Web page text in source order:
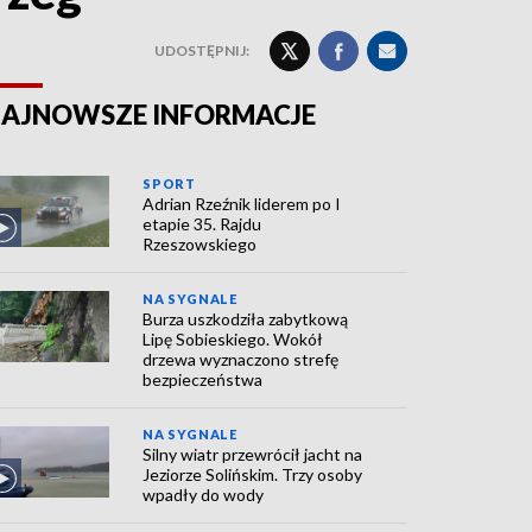
UDOSTĘPNIJ:
INFORMACJE
SPORT
Adrian Rzeźnik liderem po I
etapie 35. Rajdu
Rzeszowskiego
NA SYGNALE
Burza uszkodziła zabytkową
Lipę Sobieskiego. Wokół
drzewa wyznaczono strefę
bezpieczeństwa
NA SYGNALE
Silny wiatr przewrócił jacht na
Jeziorze Solińskim. Trzy osoby
wpadły do wody